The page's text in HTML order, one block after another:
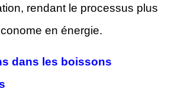
rendant le processus plus
en énergie.
dans les boissons